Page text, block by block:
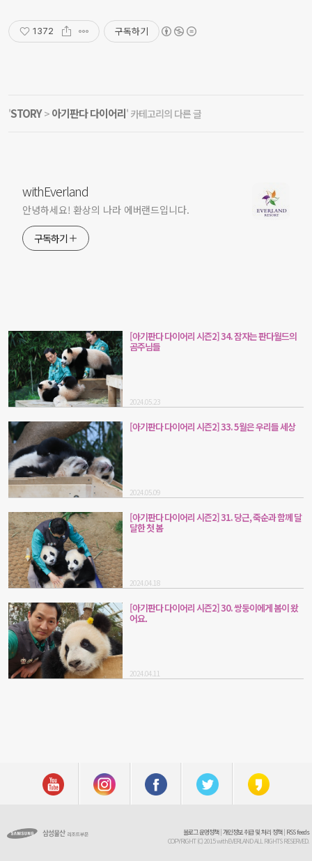
1372 구독하기
'STORY> 아기판다 다이어리' 카테고리의 다른 글
withEverland
안녕하세요! 환상의 나라 에버랜드입니다.
구독하기
[아기판다 다이어리 시즌2] 34. 잠자는 판다월드의
곰주님들
2024.05.23
[아기판다 다이어리 시즌2] 33. 5월은 우리들 세상
2024.05.09
[아기판다 다이어리 시즌2] 31. 당근, 죽순과 함께 달
달한 첫 봄
2024.04.18
[아기판다 다이어리 시즌2] 30. 쌍둥이에게 봄이 왔
어요.
2024.04.11
블로그 운영정책|개인정보 취급 및 처리 정책| RSS feeds
COPYRIGHT (C) 2015 withEVERLAND ALL RIGHTS RESERVED.